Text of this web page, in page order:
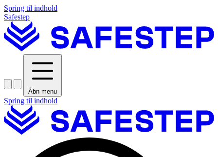
Spring til indhold
Safestep
Åbn menu
Spring til indhold